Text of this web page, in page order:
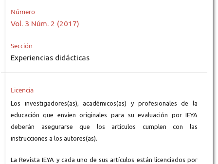
Número
Vol. 3 Núm. 2 (2017)
Sección
Experiencias didácticas
Licencia
Los investigadores(as), académicos(as) y profesionales de la
educación que envíen originales para su evaluación por IEYA
deberán asegurarse que los artículos cumplen con las
instrucciones a los autores(as).
La Revista IEYA y cada uno de sus artículos están licenciados por